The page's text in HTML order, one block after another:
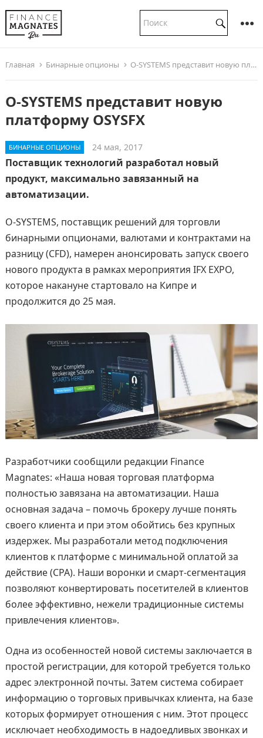
Главная Бинарные опционы O-SYSTEMS представит новую платформу OSYSFX
O-SYSTEMS представит новую
платформу OSYSFX
БИНАРНЫЕ ОПЦИОНЫ 24 мая, 2017
Поставщик технологий разработал новый
продукт, максимально завязанный на
автоматизации.
O-SYSTEMS, поставщик решений для торговли
бинарными опционами, валютами и контрактами на
разницу (CFD), намерен анонсировать запуск своего
нового продукта в рамках мероприятия IFX EXPO,
которое накануне стартовало на Кипре и
продолжится до 25 мая.
Разработчики сообщили редакции Finance
Magnates: «Наша новая торговая платформа
полностью завязана на автоматизации. Наша
основная задача – помочь брокеру лучше понять
своего клиента и при этом обойтись без крупных
издержек. Мы разработали метод подключения
клиентов к платформе с минимальной оплатой за
действие (CPA). Наши воронки и смарт-сегментация
позволяют конвертировать посетителей в клиентов
более эффективно, нежели традиционные системы
привлечения клиентов».
Одна из особенностей новой системы заключается в
простой регистрации, для которой требуется только
адрес электронной почты. Затем система собирает
информацию о торговых привычках клиента, на базе
которых формирует отношения с ним. Этот процесс
исключает необходимость в надоедливых звонках и